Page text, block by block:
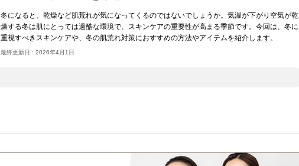
冬になると、乾燥など肌荒れが気になってくるのではないでしょうか。気温が下がり空気が乾
燥する冬は肌にとっては過酷な環境で、スキンケアの重要性が高まる季節です。今回は、冬に
重視すべきスキンケアや、冬の肌荒れ対策におすすめの方法やアイテムを紹介します。
最終更新日 : 2026年4月1日